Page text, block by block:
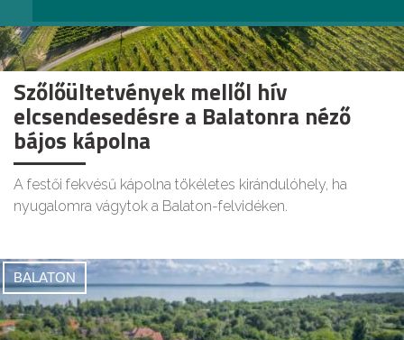
Szőlőültetvények mellől hív
elcsendesedésre a Balatonra néző
bájos kápolna
A festői fekvésű kápolna tökéletes kirándulóhely, ha
nyugalomra vágytok a Balaton-felvidéken.
BALATON